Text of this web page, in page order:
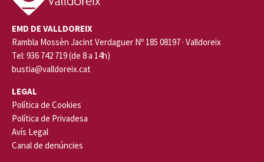
EMD DE VALLDOREIX
Rambla Mossèn Jacint Verdaguer Nº 185 08197 · Valldoreix
Tel: 936 742 719 (de 8 a 14h)
bustia@valldoreix.cat
LEGAL
Política de Cookies
Política de Privadesa
Avís Legal
Canal de denúncies